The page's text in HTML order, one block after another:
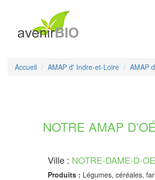
Accueil AMAP d' Indre-et-Loire AMAP
NOTRE AMAP
Ville : NOTRE-DAME-D-OE
Produits : Légumes, céréales,